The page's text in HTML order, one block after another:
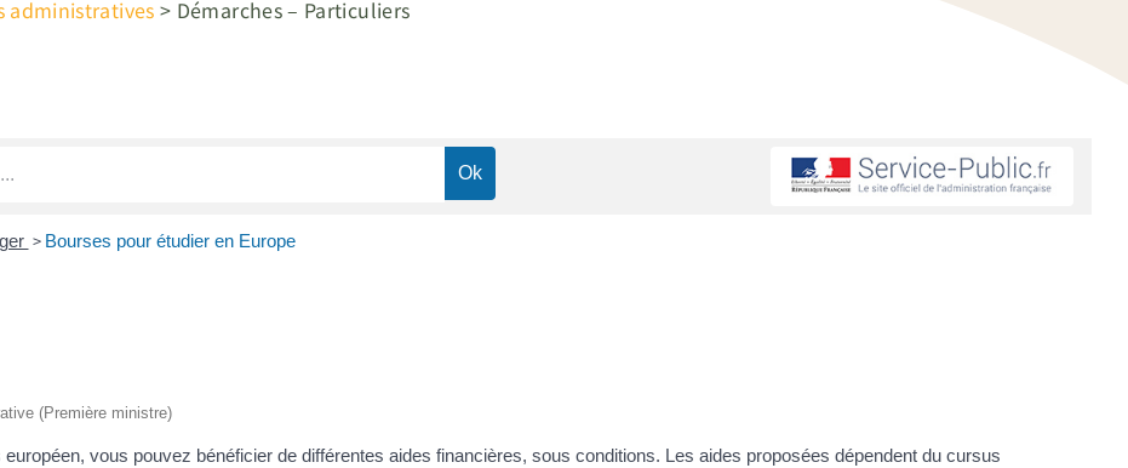
administratives > Démarches – Particuliers
> Bourses pour étudier en Europe
(Première ministre)
vous pouvez bénéficier de différentes aides financières, sous conditions. Les aides proposées dépendent du cursus